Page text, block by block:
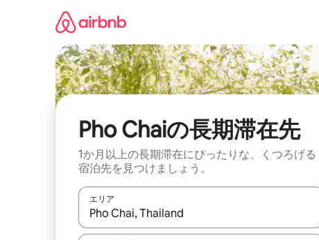
Pho Chaiの長期滞在先
1か月以上の長期滞在にぴったりな、くつろげる
宿泊先を見つけましょう。
エリア
検索結果が表示されたら、上下の矢印キーを使って